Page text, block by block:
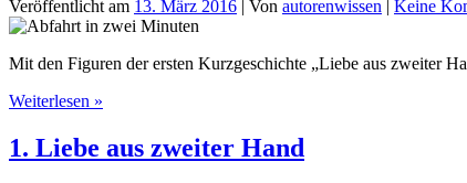
Veröffentlicht am 13. März 2016 | Von autorenwissen | Keine
Mit den Figuren der ersten Kurzgeschichte „Liebe aus zweiter
Weiterlesen »
zwei
1. Liebe aus zweiter Hand